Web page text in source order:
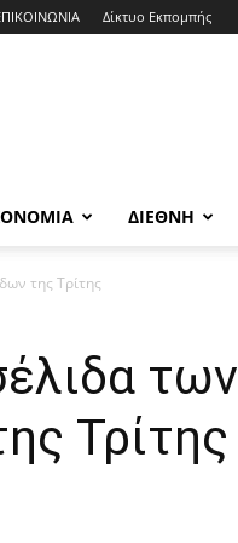
Δίκτυο Εκπομπής
ΔΙΕΘΝΗ
της Τρίτης
των
Τρίτης